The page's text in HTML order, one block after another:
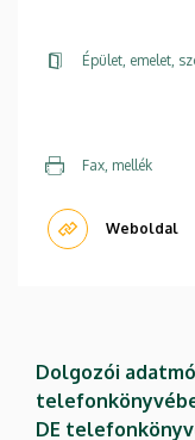
Épület, emelet,
Fax, mellék
Weboldal
Dolgozói
DE